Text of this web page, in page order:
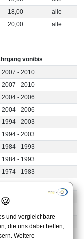
und vergleichbare
die uns dabei helfen,
Weitere
18,00
alle
20,00 alle
von/bis
2007 - 2010
2007 - 2010
2004 - 2006
2004 - 2006
1994 - 2003
1994 - 2003
1984 - 1993
1984 - 1993
1974 - 1983
1974 - 1983
1964 - 1973
1903 - 1963
1903 - 1963